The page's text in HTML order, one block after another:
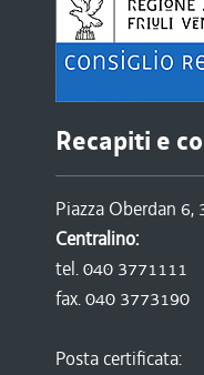
Recapiti e
Piazza Oberdan 6,
Centralino:
tel. 040 3771111
fax. 040 3773190
Posta certificata: